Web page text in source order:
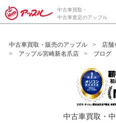
/*ABテスト_新規査定フォーム
中古車買取・
中古車査定のアップル
中古車買取・販売のアップル 店舗
アップル宮崎新名爪店
ブログ
中古車買取・